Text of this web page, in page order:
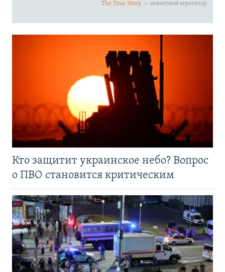
Кто защитит украинское небо? Вопрос
о ПВО становится критическим